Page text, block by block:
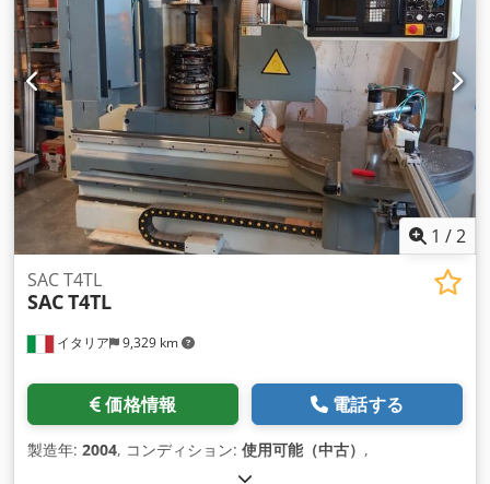
ェアはシリアル番号と品番を自動的に増分します。さらに、既
存のテーブルからデータ（ 図面番号、プロジェクト名などの可
変情報）を読み取り、定義済みの領域に自動的に転送します。
ハンディスキャナーの使用も可能です。 Windowsオペレーテ
ィングシステムを搭載したノートパソコンとスタンドが標準装
備されています。LAS 28レーザーモデルには、円筒形部品のマ
ーキング用の回転軸（3爪チャック）をオプションで装備でき
ます。長尺部品のマーキング用のサイ ドエクステンションなど
の追加オプションもご用意しています。 60ワットCO2レーザー
（オプション：30ワット） • 波長 10640 nm • マーキング領域
サイズ 220 x 220 mm • オプション：回転軸（3爪チャック） •
オプション：エクストラクター（活性炭フィルター付き） • オ
プション：大型ワーク用延長アーム（両面対応も可能） •
レーザー（簡単なプレビュー、輪郭プレビュー） • フォーカス
300 mm • 電動調整式Z軸 • Windowsオペレーティングシステ
ム搭載のノートパソコン（マウント付き） • アルミ押出フレー
ム • 空冷式 Chsdpfswkpyhox Am Toa • ドア幅 約720 mm / ド
ア高さ 400 mm • 230 V電源 • 寸法：約1000 x 800 x 2000
1 /2
イタリア 9,329 km
SAC T4TL
SACT4TL
価格情報 電話する
製造年: 2004, コンディション: 使用可能（中古） ,